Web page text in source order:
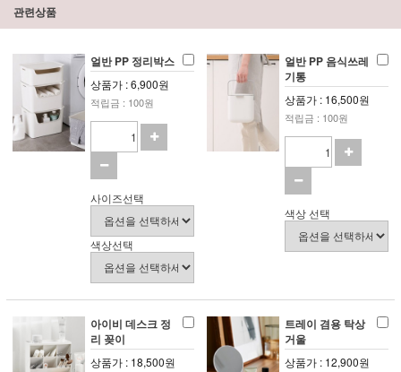
관련상품
얼반 PP 정리박스
상품가 : 6,900원
적립금 : 100원
사이즈선택
색상선택
얼반 PP 음식쓰레
기통
상품가 : 16,500원
적립금 : 100원
색상 선택
아이비 데스크 정
리 꽂이
상품가 : 18,500원
트레이 겸용 탁상
거울
상품가 : 12,900원